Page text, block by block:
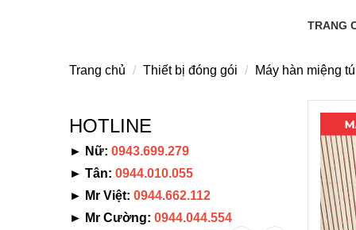
HOTLINE
► Nữ: 0943.699.279
► Tân: 0944.010.055
► Mr Việt: 0944.662.112
► Mr Cường: 0944.044.554
TRANG
Trang chủ Thiết bị đóng gói Máy hàn miệng